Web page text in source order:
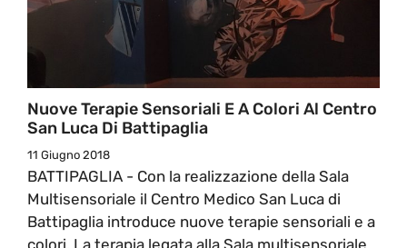
Nuove Terapie Sensoriali E A Colori Al Centro
San Luca Di Battipaglia
11 Giugno 2018
BATTIPAGLIA - Con la realizzazione della Sala
Multisensoriale il Centro Medico San Luca di
Battipaglia introduce nuove terapie sensoriali e a
colori. La terapia legata alla Sala multisensoriale